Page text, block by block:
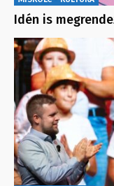
Idén is